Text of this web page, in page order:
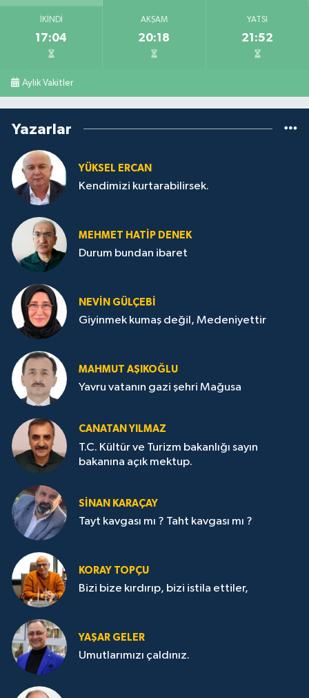
İKINDI
17:04
AKŞAM
20:18
YATSI
21:52
Aylık Vakitler
Yazarlar
YÜKSEL ERCAN
Kendimizi kurtarabilirsek.
MEHMET HATİP DENEK
Durum bundan ibaret
NEVİN GÜLÇEBİ
Giyinmek kumaş değil, Medeniyettir
MAHMUT AŞIKOĞLU
Yavru vatanın gazi şehri Mağusa
CANATAN YILMAZ
T.C. Kültür ve Turizm bakanlığı sayın
bakanına açık mektup.
SİNAN KARAÇAY
Tayt kavgası mı ? Taht kavgası mı ?
KORAY TOPÇU
Bizi bize kırdırıp, bizi istila ettiler,
YAŞAR GELER
Umutlarımızı çaldınız.